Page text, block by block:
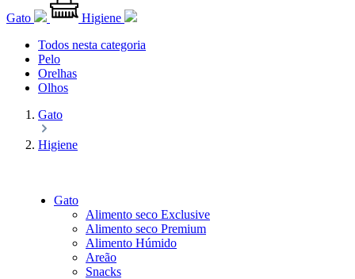
Gato
Higiene
Todos nesta categoria
Pelo
Orelhas
Olhos
Gato
Higiene
Gato
Alimento seco Exclusive
Alimento seco Premium
Alimento Húmido
Areão
Snacks